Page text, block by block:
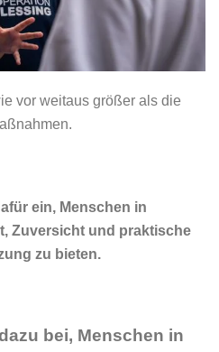
vor weitaus größer als die
ein, Menschen in
Zuversicht und praktische
zu bieten.
bei, Menschen in